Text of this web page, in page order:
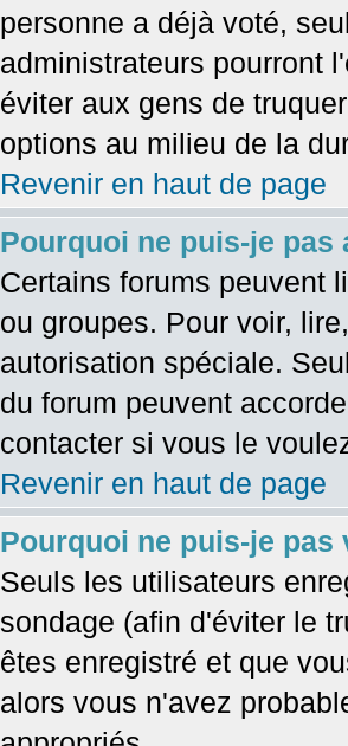
personne a déjà voté,
administrateurs pourront
éviter aux gens de
options au milieu de la
Revenir en haut de page
Pourquoi ne puis-je pas
Certains forums peuvent
ou groupes. Pour voir,
autorisation spéciale.
du forum peuvent
contacter si vous le
Revenir en haut de page
Pourquoi ne puis-je pas
Seuls les utilisateurs
sondage (afin d'éviter le
êtes enregistré et que
alors vous n'avez